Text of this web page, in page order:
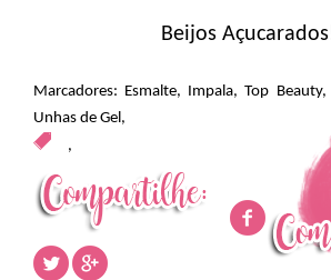
Beijos
Marcadores: Esmalte, Impala,Top Beauty,
Unhas de Gel ,
,